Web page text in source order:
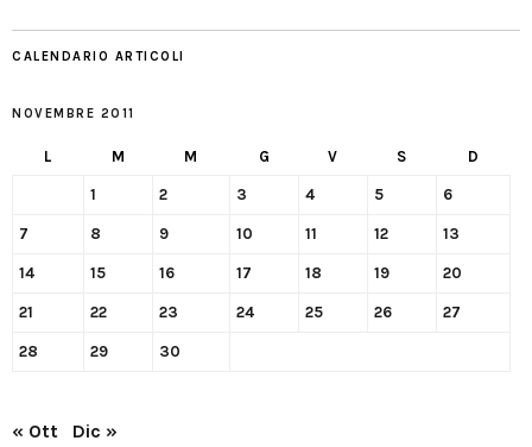
CALENDARIO ARTICOLI
NOVEMBRE 2011
L M M G V S D
1 2 3 4 5 6
7 8 9 10 11 12 13
14 15 16 17 18 19 20
21 22 23 24 25 26 27
28 29 30
« Ott Dic »